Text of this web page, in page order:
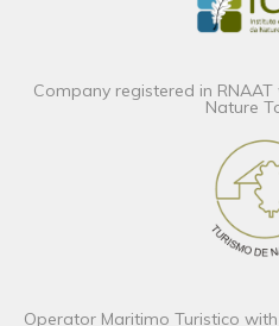
Company registered in
Nature
Operator Maritimo Turistico